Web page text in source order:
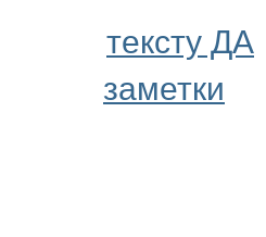
тексту ДА
заметки